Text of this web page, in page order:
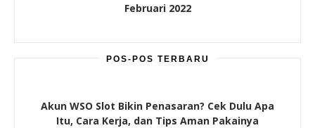
Februari 2022
POS-POS TERBARU
Akun WSO Slot Bikin Penasaran? Cek Dulu Apa
Itu, Cara Kerja, dan Tips Aman Pakainya